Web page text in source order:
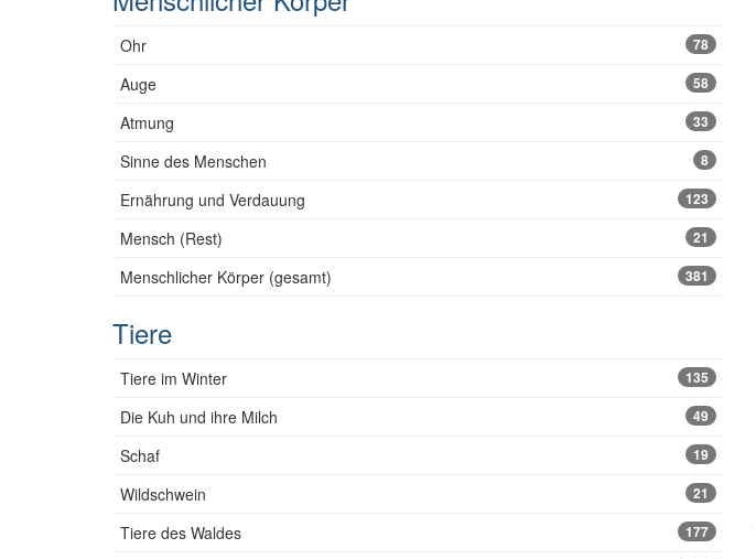
Ohr 78
Auge 58
Atmung 33
Sinne des Menschen 8
Ernährung und Verdauung 123
Mensch (Rest) 21
Menschlicher Körper (gesamt) 381
Tiere
Tiere im Winter 135
Die Kuh und ihre Milch 49
Schaf 19
Wildschwein 21
Tiere des Waldes 177